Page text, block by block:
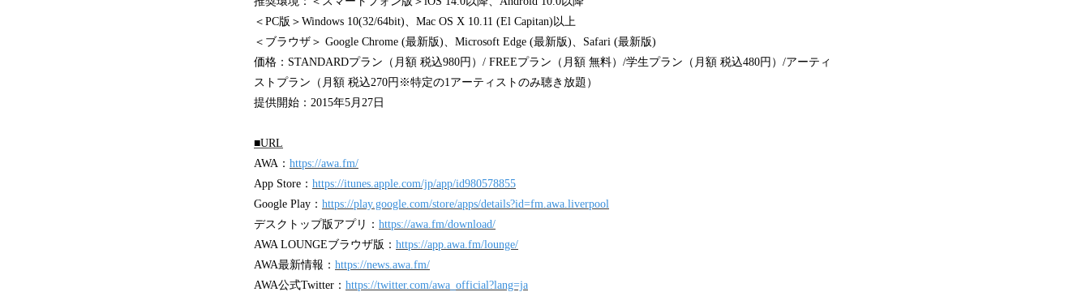
＜PC版＞Windows 10(32/64bit)、Mac OS X 10.11 (El Capitan)以上
＜ブラウザ＞ Google Chrome (最新版)、Microsoft Edge (最新版)、Safari (最新版)
価格：STANDARDプラン（月額 税込980円）/ FREEプラン（月額 無料）/学生プラン（月額 税込480円）/アーティ
ストプラン（月額 税込270円※特定の1アーティストのみ聴き放題）
提供開始：2015年5月27日
■URL
AWA： https://awa.fm/
App Store： https://itunes.apple.com/jp/app/id980578855
Google Play： https://play.google.com/store/apps/details?id=fm.awa.liverpool
デスクトップ版アプリ： https://awa.fm/download/
AWA LOUNGEブラウザ版： https://app.awa.fm/lounge/
AWA最新情報： https://news.awa.fm/
AWA公式Twitter： https://twitter.com/awa_official?lang=ja